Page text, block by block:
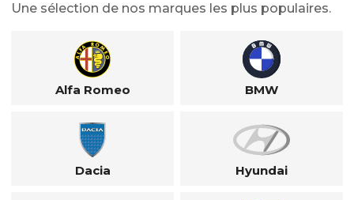
Une sélection de nos marques les plus populaires.
Alfa Romeo BMW
Dacia Hyundai